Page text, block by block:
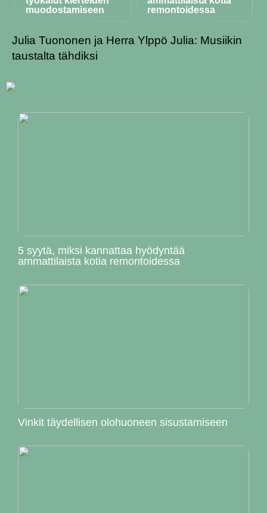
muodostamiseen
remontoidessa
Julia Tuononen ja Herra Ylppö Julia: Musiikin
taustalta tähdiksi
5 syytä, miksi kannattaa hyödyntää
ammattilaista kotia remontoidessa
Vinkit täydellisen olohuoneen sisustamiseen